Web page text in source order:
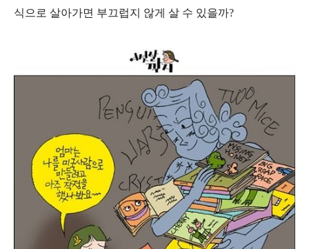
식으로 살아가면 부끄럽지 않게 살 수 있을까?